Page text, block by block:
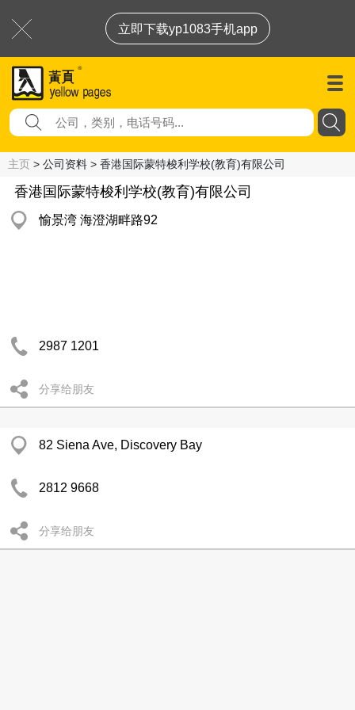
立即下载yp1083手机app
主页 > 公司资料 > 香港国际蒙特梭利学校(教育)有限公司
香港国际蒙特梭利学校(教育)有限公司
愉景湾 海澄湖畔路92
2987 1201
分享给朋友
82 Siena Ave, Discovery Bay
2812 9668
分享给朋友